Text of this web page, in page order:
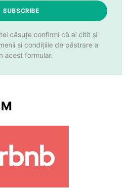
SUBSCRIBE
căsuțe confirmi că ai citit și
și condițiile de păstrare a
acest formular.